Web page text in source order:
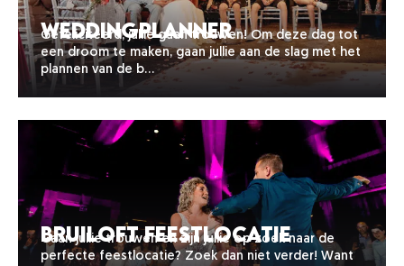
Weddingplanner
Gefeliciteerd, jullie gaan trouwen! Om deze dag tot
een droom te maken, gaan jullie aan de slag met het
plannen van de b…
Bruiloft Feestlocatie
Gaan jullie trouwen en zijn jullie op zoek naar de
perfecte feestlocatie? Zoek dan niet verder! Want